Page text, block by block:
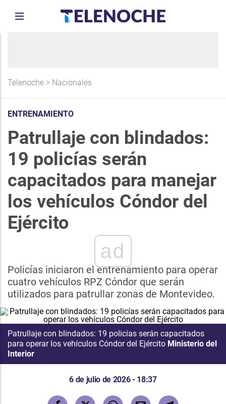
Telenoche > Nacionales
ENTRENAMIENTO
Patrullaje con blindados:
19 policías serán
capacitados para manejar
los vehículos Cóndor del
Ejército
ad
Policías iniciaron el entrenamiento para operar
cuatro vehículos RPZ Cóndor que serán
utilizados para patrullar zonas de Montevideo.
Patrullaje con blindados: 19 policías serán capacitados
para operar los vehículos Cóndor del Ejército Ministerio del
Interior
6 de julio de 2026 - 18:37